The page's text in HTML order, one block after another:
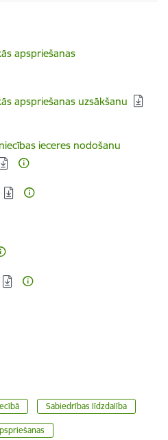
apspriešanas
apspriešanas uzsākšanu
ieceres nodošanu
Sabiedrības līdzdalība